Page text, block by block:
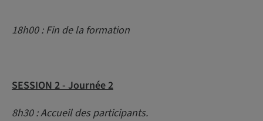
18h00 : Fin de la formation
SESSION 2 - Journée 2
8h30 : Accueil des participants.